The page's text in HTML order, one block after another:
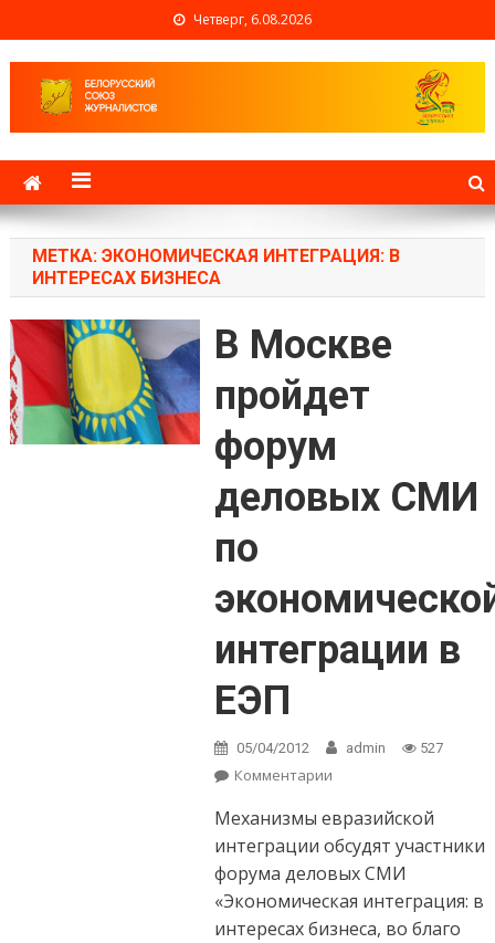
Четверг, 6.08.2026
Белорусский союз
журналистов
МЕТКА: ЭКОНОМИЧЕСКАЯ ИНТЕГРАЦИЯ: В
ИНТЕРЕСАХ БИЗНЕСА
В Москве
пройдет
форум
деловых СМИ
по
интеграции в
ЕЭП
05/04/2012 admin 527
Комментарии
деловых СМИ по
экономической
интеграции в ЕЭП
Механизмы евразийской
интеграции обсудят участники
форума деловых СМИ
«Экономическая интеграция: в
интересах бизнеса, во благо